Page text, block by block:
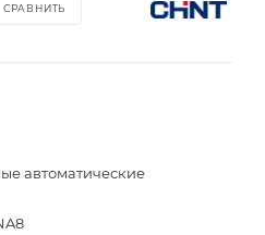
СРАВНИТЬ
автоматические